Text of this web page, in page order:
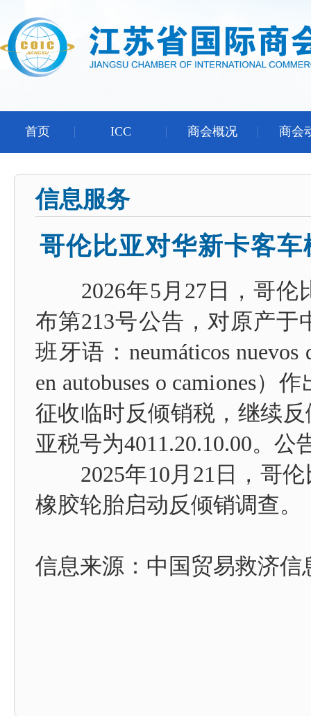
首页 ICC 商会概况 商会
信息服务
哥伦比亚对华新卡客
2026年5月27日，哥伦
布第213号公告，对原产
班牙语：neumáticos nuevos
en autobuses o camiones）
征收临时反倾销税，继续
亚税号为4011.20.10.00。
2025年10月21日，哥伦
橡胶轮胎启动反倾销调查。
信息来源： 中国贸易救济信